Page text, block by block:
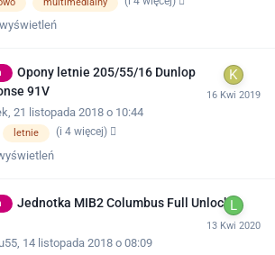
wyświetleń
Opony letnie 205/55/16 Dunlop
91V
21 listopada 2018 o 10:44
letnie (i 4 więcej)
Jednotka MIB2 Columbus Full Unlock
14 listopada 2018 o 08:09